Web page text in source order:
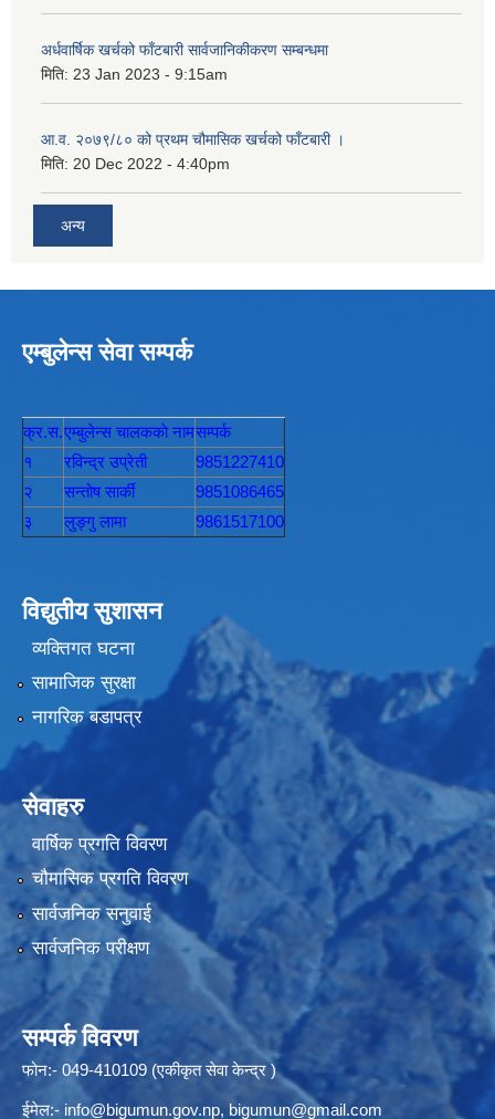
अर्धवार्षिक खर्चको फाँटबारी सार्वजानिकीकरण सम्बन्धमा
मिति: 23 Jan 2023 - 9:15am
आ.व. २०७९/८० को प्रथम चौमासिक खर्चको फाँटबारी ।
मिति: 20 Dec 2022 - 4:40pm
अन्य
एम्बुलेन्स सेवा सम्पर्क
क्र.स.एम्बुलेन्स चालककाे नामसम्पर्क
१
रविन्द्र उप्रेती
9851227410
२
सन्तोष सार्की
9851086465
३
लुङ्गु लामा 9861517100
विद्युतीय सुशासन
व्यक्तिगत घटना
सामाजिक सुरक्षा
नागरिक बडापत्र
सेवाहरु
वार्षिक प्रगति विवरण
चौमासिक प्रगति विवरण
सार्वजनिक सनुवाई
सार्वजनिक परीक्षण
सम्पर्क विवरण
फोन:- 049-410109 (एकीकृत सेवा केन्द्र )
ईमेल:- info@bigumun.gov.np, bigumun@gmail.com